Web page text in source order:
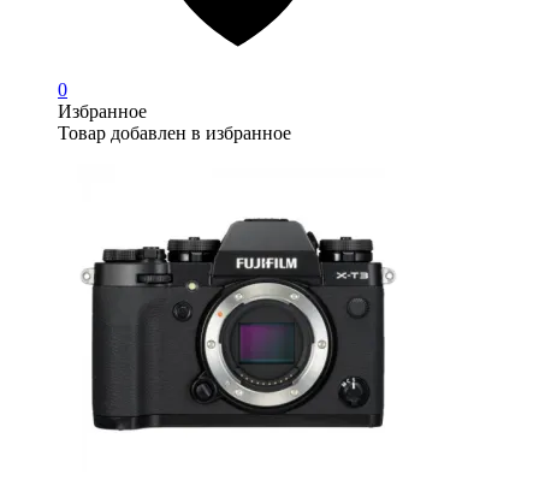
0
Избранное
Товар добавлен в избранное